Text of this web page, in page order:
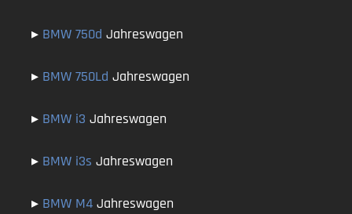
▸ BMW 750d Jahreswagen
▸ BMW 750Ld Jahreswagen
▸ BMW i3 Jahreswagen
▸ BMW i3s Jahreswagen
▸ BMW M4 Jahreswagen